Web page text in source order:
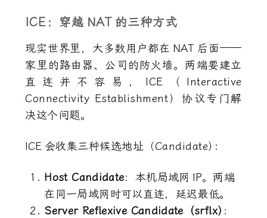
ICE：穿越 NAT 的三种方式
现实世界里，大多数用户都在 NAT 后面——
家里的路由器、公司的防火墙。两端要建立
直连并不容易，ICE（Interactive
Connectivity Establishment）协议专门解
决这个问题。
ICE 会收集三种候选地址（Candidate）：
Host Candidate：本机局域网 IP。两端
在同一局域网时可以直连，延迟最低。
Server Reflexive Candidate（srflx）：